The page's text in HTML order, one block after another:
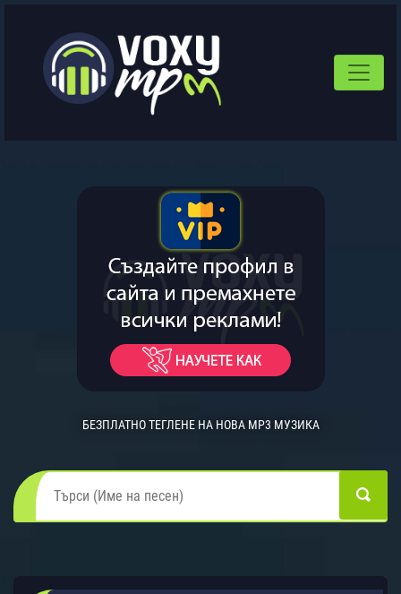
БЕЗПЛАТНО ТЕГЛЕНЕ НА НОВА MP3 МУЗИКА